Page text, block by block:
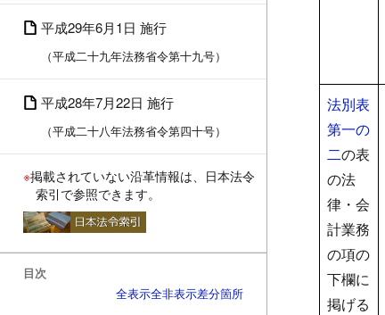
平成29年6月1日 施行
（平成二十九年法務省令第十九号）
平成28年7月22日 施行
（平成二十八年法務省令第四十号）
※掲載されていない沿革情報は、日本法令
索引で参照できます。
目次
全表示全非表示差分箇所
法別表
第一の
二の表
の法
律・会
計業務
の項の
下欄に
掲げる